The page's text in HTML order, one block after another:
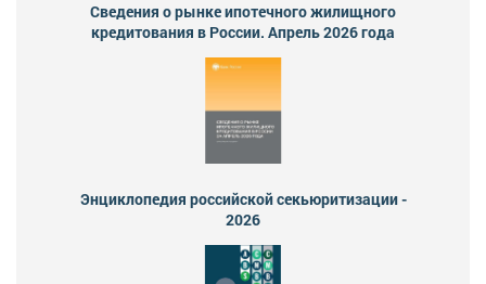
Сведения о рынке ипотечного жилищного
кредитования в России. Апрель 2026 года
Энциклопедия российской секьюритизации -
2026